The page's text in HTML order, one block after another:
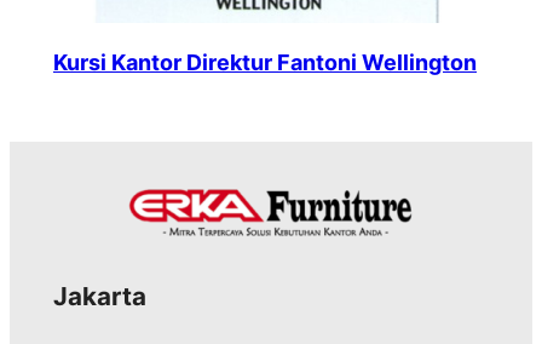
Kursi Kantor Direktur Fantoni Wellington
Jakarta